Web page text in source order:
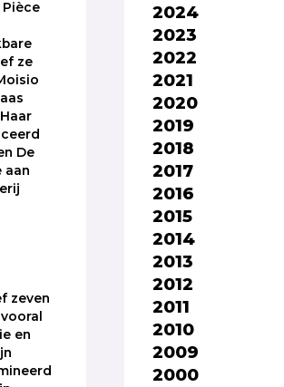
ze
De
aan
zeven
en
2024
2023
2022
2021
2020
2019
2018
2017
2016
2015
2014
2013
2012
2011
2010
2009
2000